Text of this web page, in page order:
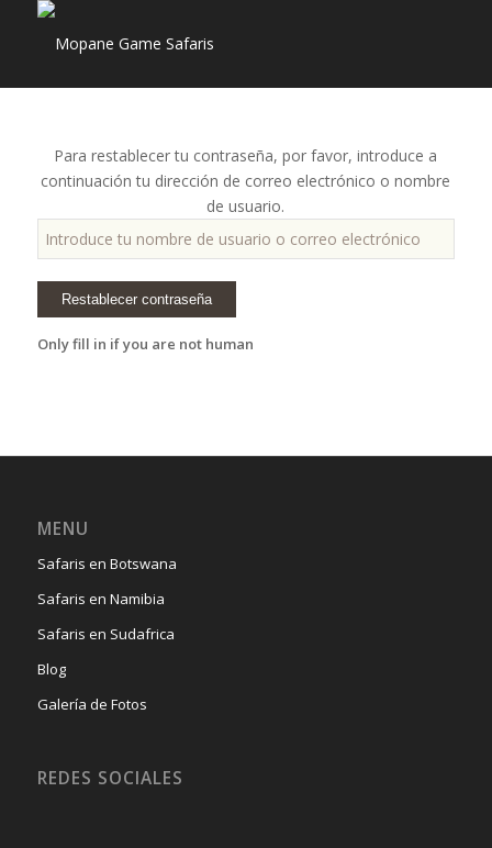
Para restablecer tu contraseña, por favor, introduce a
continuación tu dirección de correo electrónico o nombre
de usuario.
Only fill in if you are not human
MENU
Safaris en Botswana
Safaris en Namibia
Safaris en Sudafrica
Blog
Galería de Fotos
REDES SOCIALES